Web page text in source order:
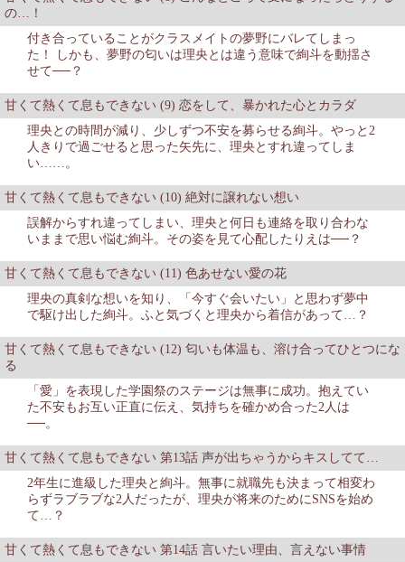
の…！
付き合っていることがクラスメイトの夢野にバレてしまっ
た！ しかも、夢野の匂いは理央とは違う意味で絢斗を動揺さ
せて──？
甘くて熱くて息もできない (9) 恋をして、暴かれた心とカラダ
理央との時間が減り、少しずつ不安を募らせる絢斗。やっと2
人きりで過ごせると思った矢先に、理央とすれ違ってしま
い……。
甘くて熱くて息もできない (10) 絶対に譲れない想い
誤解からすれ違ってしまい、理央と何日も連絡を取り合わな
いままで思い悩む絢斗。その姿を見て心配したりえは──？
甘くて熱くて息もできない (11) 色あせない愛の花
理央の真剣な想いを知り、「今すぐ会いたい」と思わず夢中
で駆け出した絢斗。ふと気づくと理央から着信があって…？
甘くて熱くて息もできない (12) 匂いも体温も、溶け合ってひとつにな
る
「愛」を表現した学園祭のステージは無事に成功。抱えてい
た不安もお互い正直に伝え、気持ちを確かめ合った2人は
──。
甘くて熱くて息もできない 第13話 声が出ちゃうからキスしてて…
2年生に進級した理央と絢斗。無事に就職先も決まって相変わ
らずラブラブな2人だったが、理央が将来のためにSNSを始め
て…？
甘くて熱くて息もできない 第14話 言いたい理由、言えない事情